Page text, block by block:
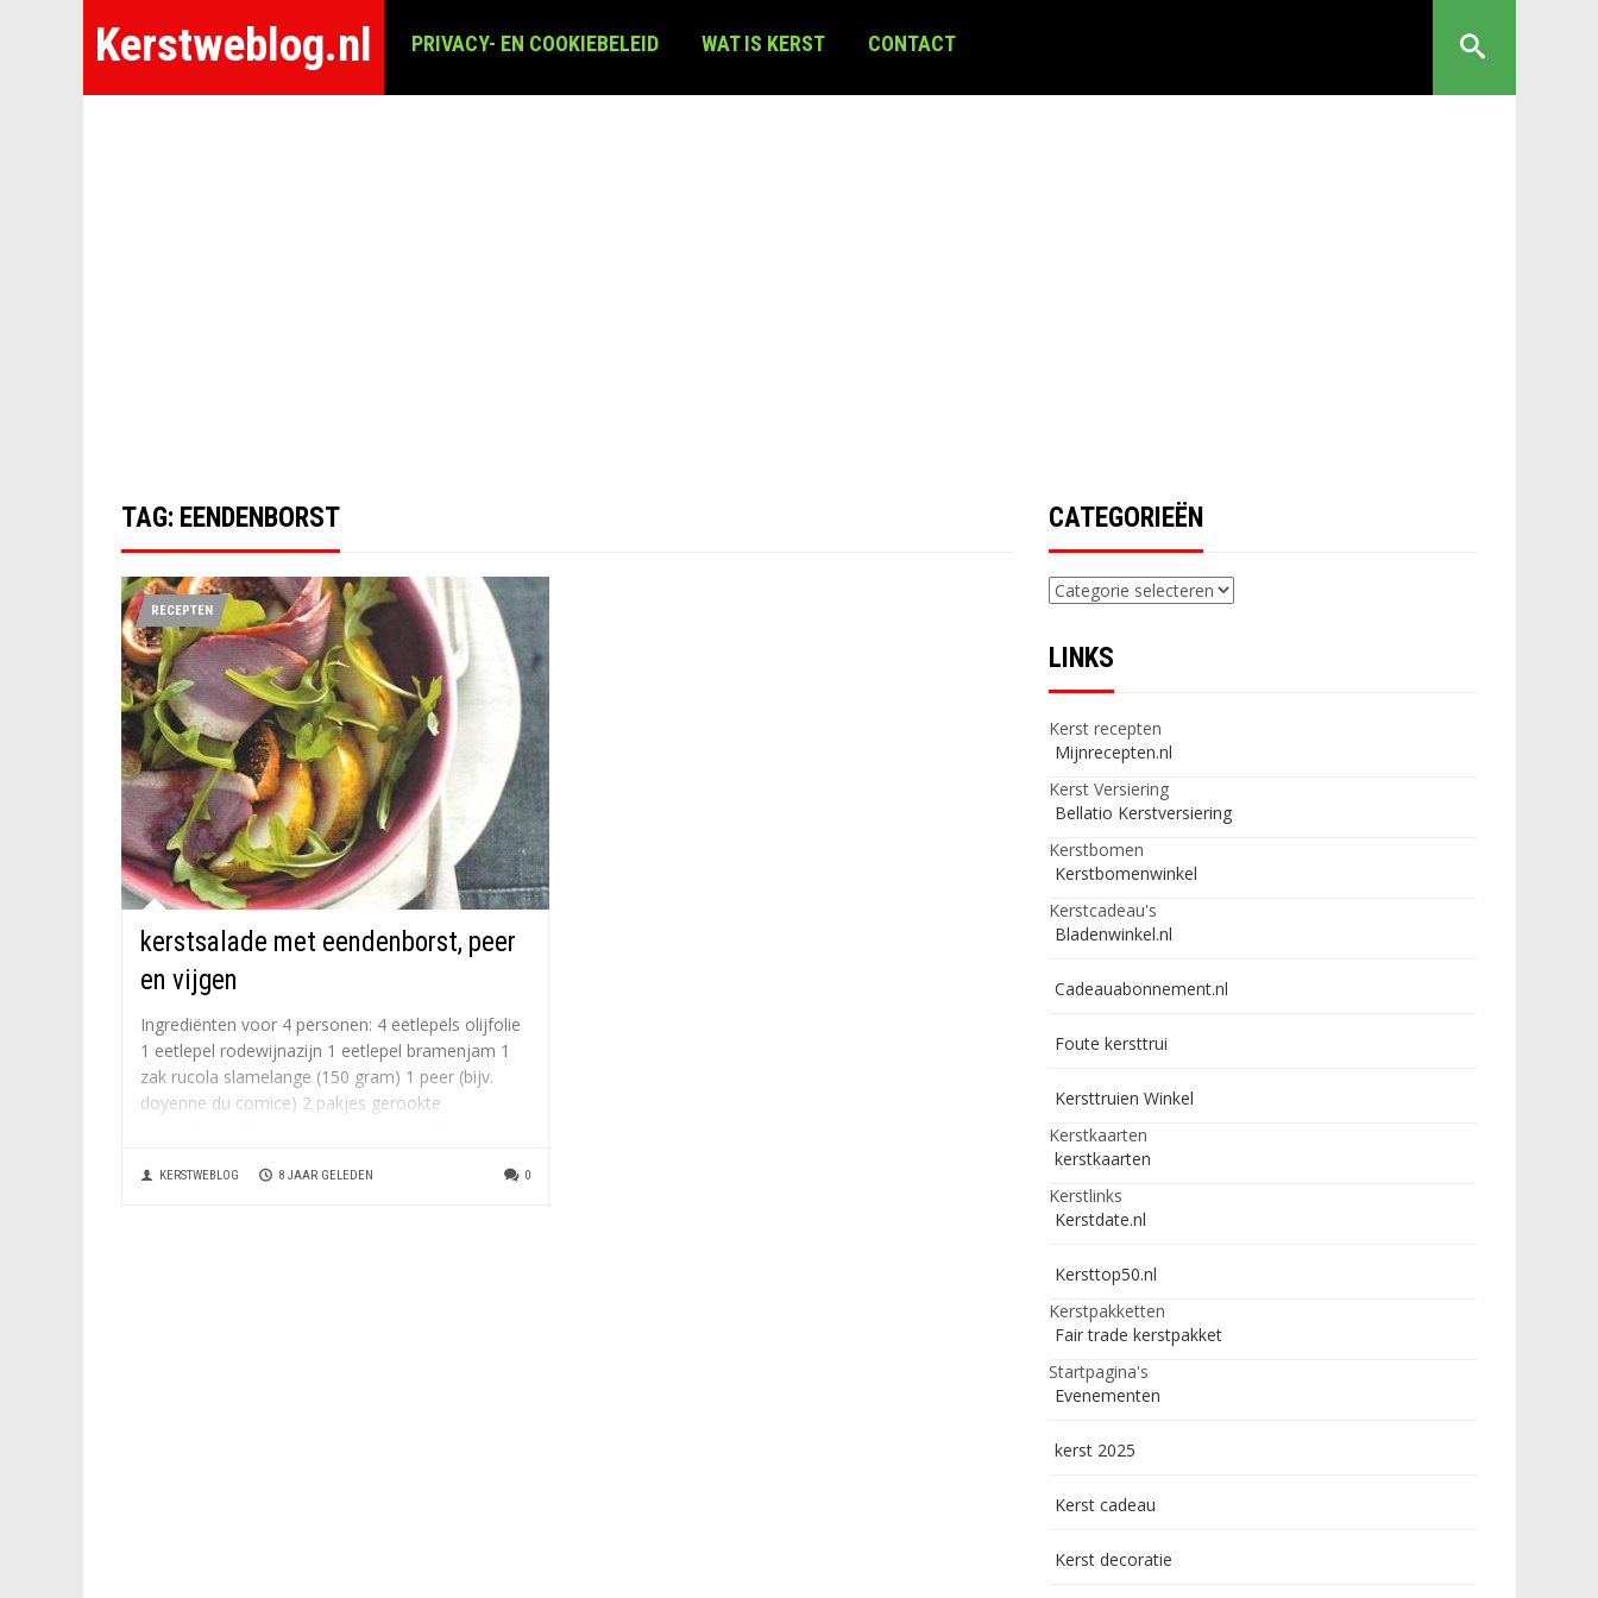
Kerstweblog.nl PRIVACY- EN COOKIEBELEID WAT IS KERST CONTACT
TAG: EENDENBORST
RECEPTEN
kerstsalade met eendenborst, peer
en vijgen
Ingrediënten voor 4 personen: 4 eetlepels olijfolie
1 eetlepel rodewijnazijn 1 eetlepel bramenjam 1
zak rucola slamelange (150 gram) 1 peer (bijv.
doyenne du comice) 2 pakjes gerookte
de azijn en de...
KERSTWEBLOG 8 JAAR GELEDEN 0
CATEGORIEËN
Categorieën
LINKS
Kerst recepten
Mijnrecepten.nl
Kerst Versiering
Bellatio Kerstversiering
Kerstbomen
Kerstbomenwinkel
Kerstcadeau's
Bladenwinkel.nl
Cadeauabonnement.nl
Foute kersttrui
Kersttruien Winkel
Kerstkaarten
kerstkaarten
Kerstlinks
Kerstdate.nl
Kersttop50.nl
Kerstpakketten
Fair trade kerstpakket
Startpagina's
Evenementen
kerst 2025
Kerst cadeau
Kerst decoratie